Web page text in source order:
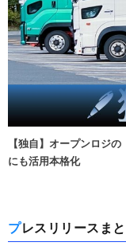
【独自】オープンロジ
にも活用本格化
プレスリリースま